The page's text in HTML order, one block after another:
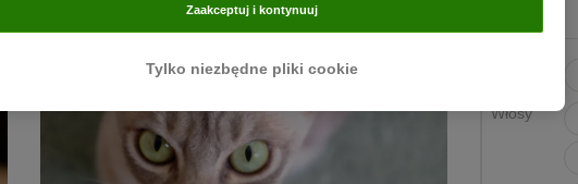
Włosy
Tylko niezbędne pliki cookie
Zaakceptuj i kontynuuj